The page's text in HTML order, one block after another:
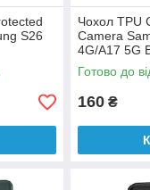
S26
Чохол TPU
Camera
4G/A17 5G
Готово до
160 ₴